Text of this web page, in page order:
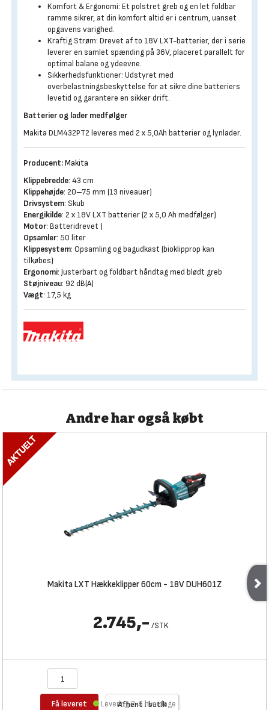
Komfort & Ergonomi: Et polstret greb og en let foldbar
ramme sikrer, at din komfort altid er i centrum, uanset
opgavens varighed.
Kraftig Strøm: Drevet af to 18V LXT-batterier, der i serie
leverer en samlet spænding på 36V, placeret parallelt for
optimal balane og ydeevne.
Sikkerhedsfunktioner: Udstyret med
overbelastningsbeskyttelse for at sikre dine batteriers
levetid og garantere en sikker drift.
Batterier og lader medfølger
Makita DLM432PT2 leveres med 2 x 5,0Ah batterier og lynlader.
Producent:Makita
Klippebredde: 43 cm
Klippehøjde: 20–75 mm (13 niveauer)
Drivsystem: Skub
Energikilde: 2 x 18V LXT batterier (2 x 5,0 Ah medfølger)
Motor: Batteridrevet )
Opsamler: 50 liter
Klippesystem: Opsamling og bagudkast (bioklipprop kan
tilkøbes)
Ergonomi: Justerbart og foldbart håndtag med blødt greb
Støjniveau: 92 dB(A)
Vægt: 17,5 kg
Andre har også købt
Makita LXT Hækkeklipper 60cm - 18V DUH601Z
2.745,- /STK
Få leveret Afhent i butik
Levering 2-3 hverdage